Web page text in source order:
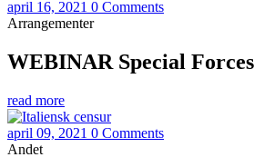
april 16, 2021 0 Comments
Arrangementer
WEBINAR Special
read more
april 09, 2021 0 Comments
Andet